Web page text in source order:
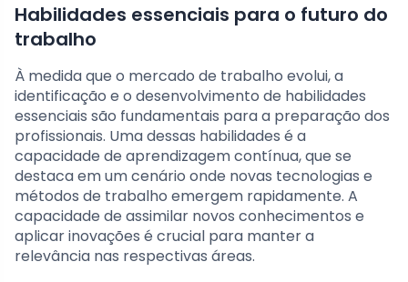
Habilidades essenciais para o futuro do
trabalho
À medida que o mercado de trabalho evolui, a
identificação e o desenvolvimento de habilidades
essenciais são fundamentais para a preparação dos
profissionais. Uma dessas habilidades é a
capacidade de aprendizagem contínua, que se
destaca em um cenário onde novas tecnologias e
métodos de trabalho emergem rapidamente. A
capacidade de assimilar novos conhecimentos e
aplicar inovações é crucial para manter a
relevância nas respectivas áreas.